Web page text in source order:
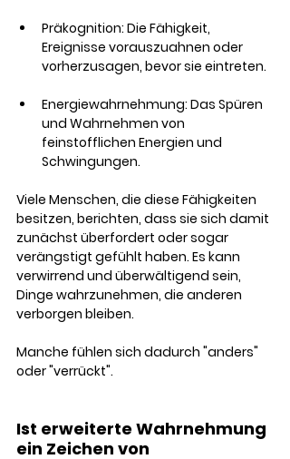
Präkognition: Die Fähigkeit,
Ereignisse vorauszuahnen oder
vorherzusagen, bevor sie eintreten.
Energiewahrnehmung: Das Spüren
und Wahrnehmen von
feinstofflichen Energien und
Schwingungen.
Viele Menschen, die diese Fähigkeiten
besitzen, berichten, dass sie sich damit
zunächst überfordert oder sogar
verängstigt gefühlt haben. Es kann
verwirrend und überwältigend sein,
Dinge wahrzunehmen, die anderen
verborgen bleiben.
Manche fühlen sich dadurch "anders"
oder "verrückt".
Ist erweiterte Wahrnehmung
ein Zeichen von